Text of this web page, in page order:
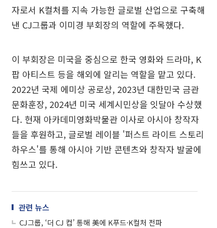
자로서 K컬처를 지속 가능한 글로벌 산업으로 구축해
낸 CJ그룹과 이미경 부회장의 역할에 주목했다.
이 부회장은 미국을 중심으로 한국 영화와 드라마, K
팝 아티스트 등을 해외에 알리는 역할을 맡고 있다.
2022년 국제 에미상 공로상, 2023년 대한민국 금관
문화훈장, 2024년 미국 세계시민상을 잇달아 수상했
다. 현재 아카데미영화박물관 이사로 아시아 창작자
들을 후원하고, 글로벌 레이블 '퍼스트 라이트 스토리
하우스'를 통해 아시아 기반 콘텐츠와 창작자 발굴에
힘쓰고 있다.
관련 뉴스
CJ그룹, ‘더 CJ 컵’ 통해 美에 K푸드·K컬처 전파